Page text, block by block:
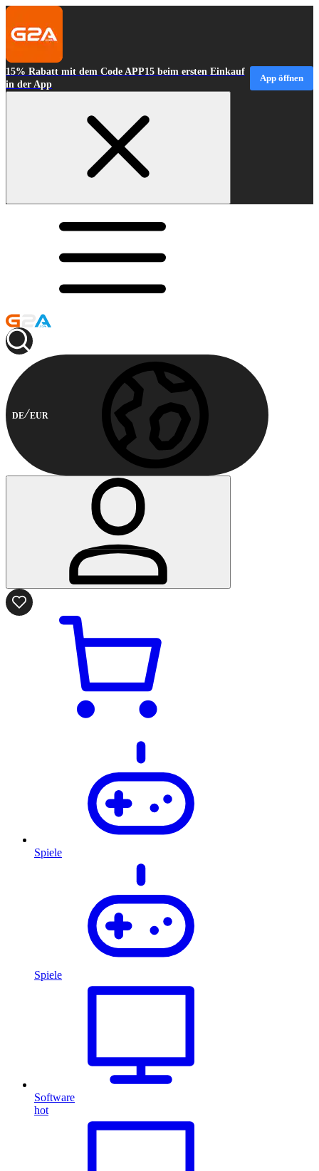
15% Rabatt mit dem Code APP15 beim ersten Einkauf
in der App
App öffnen
DE EUR
Spiele
Spiele
Software
hot